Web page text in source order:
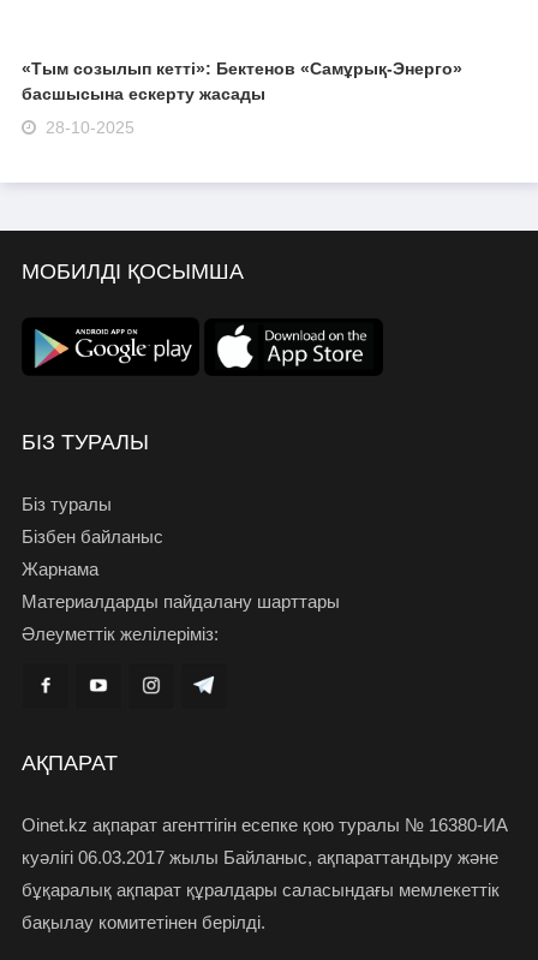
«Тым созылып кетті»: Бектенов «Самұрық-Энерго»
басшысына ескерту жасады
28-10-2025
МОБИЛДІ ҚОСЫМША
БІЗ ТУРАЛЫ
Біз туралы
Бізбен байланыс
Жарнама
Материалдарды пайдалану шарттары
Әлеуметтік желілеріміз:
АҚПАРАТ
Oinet.kz ақпарат агенттігін есепке қою туралы № 16380-ИА
куәлігі 06.03.2017 жылы Байланыс, ақпараттандыру және
бұқаралық ақпарат құралдары саласындағы мемлекеттік
бақылау комитетінен берілді.